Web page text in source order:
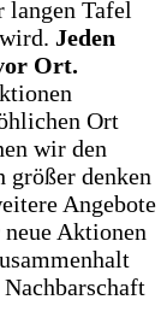
langen Tafel
Jeden
Ort.
Ort
wir den
größer denken
Angebote
Aktionen